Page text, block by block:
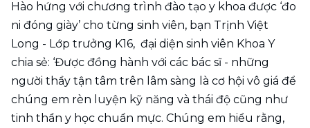
Hào hứng với chương trình đào tạo y khoa được ‘đo
ni đóng giày’ cho từng sinh viên, bạn Trịnh Việt
Long - Lớp trưởng K16,  đại diện sinh viên Khoa Y
chia sẻ: ‘Được đồng hành với các bác sĩ - những
người thầy tận tâm trên lâm sàng là cơ hội vô giá để
chúng em rèn luyện kỹ năng và thái độ cũng như
tinh thần y học chuẩn mực. Chúng em hiểu rằng,